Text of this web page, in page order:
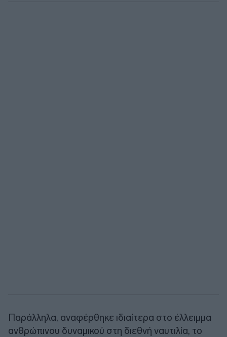
Παράλληλα, αναφέρθηκε ιδιαίτερα στο έλλειμμα
ανθρώπινου δυναμικού στη διεθνή ναυτιλία, το